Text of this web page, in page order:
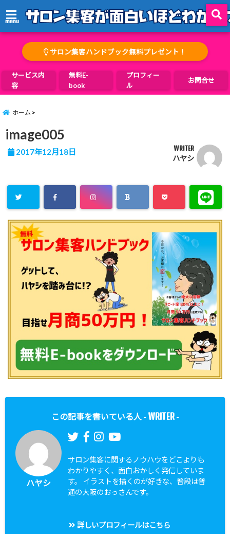
menu
サロン集客ハンドブック無料プレゼント！
サービス内
容
無料E-
book
プロフィー
ル
お問合せ
ホーム
image005
2017年12月18日 WRITER
ハヤシ
この記事を書いている人 - WRITER-
ハヤシ
サロン集客に関するノウハウをどこよりも
わかりやすく、面白おかしく発信していま
す。 イラストを描くのが好きな、普段は普
通の大阪のおっさんです。
詳しいプロフィールはこちら